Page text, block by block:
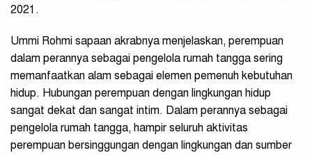
2021.
Ummi Rohmi sapaan akrabnya menjelaskan, perempuan
dalam perannya sebagai pengelola rumah tangga sering
memanfaatkan alam sebagai elemen pemenuh kebutuhan
hidup. Hubungan perempuan dengan lingkungan hidup
sangat dekat dan sangat intim. Dalam perannya sebagai
pengelola rumah tangga, hampir seluruh aktivitas
perempuan bersinggungan dengan lingkungan dan sumber